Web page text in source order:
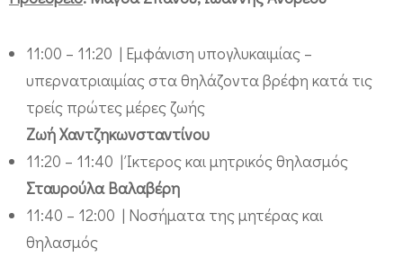
τ 11:00 – 11:20 | Εμφάνιση υπογλυκαιμίας –
υπερνατριαιμίας στα θηλάζοντα βρέφη κατά τις
τρείς πρώτες μέρες ζωής
Ζωή Χαντζηκωνσταντίνου
11:20 – 11:40 | Ίκτερος και μητρικός θηλασμός
Σταυρούλα Βαλαβέρη
11:40 – 12:00 | Νοσήματα της μητέρας και
θηλασμός